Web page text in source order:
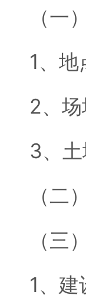
（一
1、
2、
3、
（二
（三
1、